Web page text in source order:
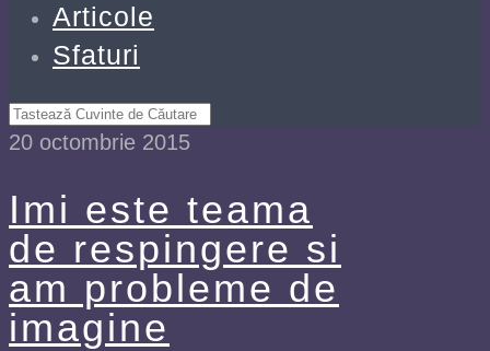
Articole
Sfaturi
20 octombrie 2015
Imi este teama
de respingere si
am probleme de
imagine